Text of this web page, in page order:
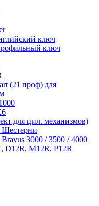
ключ
ключ
(21 проф) для
для цил. механизмов)
3000 / 3500 / 4000
D12R, M12R, P12R